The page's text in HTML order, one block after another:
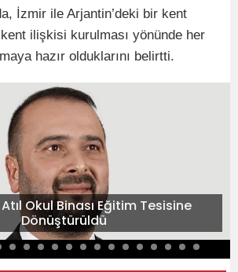
İzmir ile Arjantin’deki bir kent
ilişkisi kurulması yönünde her
hazır olduklarını belirtti.
Okul Binası Eğitim Tesisine
Dönüştürüldü